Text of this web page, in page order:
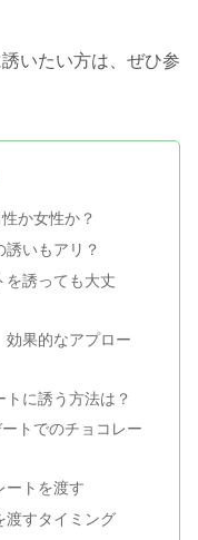
いたい方は、ぜひ参
か女性か？
いもアリ？
を誘っても大丈
果的なアプロー
に誘う方法は？
トでのチョコレー
ートを渡す
渡すタイミング